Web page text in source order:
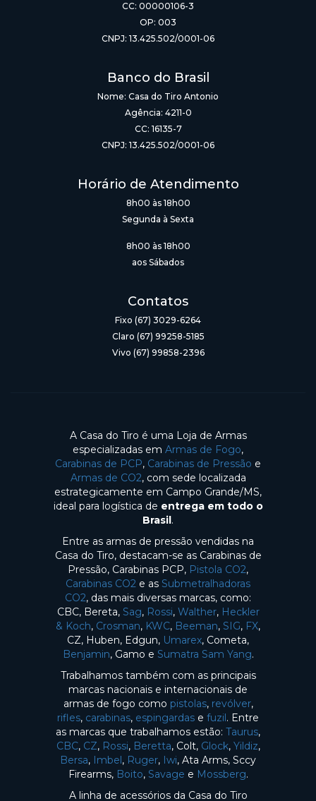
CC: 00000106-3
OP: 003
CNPJ: 13.425.502/0001-06
Banco do Brasil
Nome: Casa do Tiro Antonio
Agência: 4211-0
CC: 16135-7
CNPJ: 13.425.502/0001-06
Horário de Atendimento
8h00 às 18h00
Segunda à Sexta
8h00 às 18h00
aos Sábados
Contatos
Fixo (67) 3029-6264
Claro (67) 99258-5185
Vivo (67) 99858-2396
A Casa do Tiro é uma Loja de Armas
especializadas em Armas de Fogo,
Carabinas de PCP, Carabinas de Pressão e
Armas de CO2, com sede localizada
estrategicamente em Campo Grande/MS,
ideal para logística de entrega em todo o
Brasil.
Entre as armas de pressão vendidas na
Casa do Tiro, destacam-se as Carabinas de
Pressão, Carabinas PCP, Pistola CO2,
Carabinas CO2 e as Submetralhadoras
CO2, das mais diversas marcas, como:
CBC, Bereta, Sag, Rossi, Walther, Heckler
& Koch, Crosman, KWC, Beeman, SIG, FX,
CZ, Huben, Edgun, Umarex, Cometa,
Benjamin, Gamo e Sumatra Sam Yang.
Trabalhamos também com as principais
marcas nacionais e internacionais de
armas de fogo como pistolas, revólver,
rifles, carabinas, espingardas e fuzil. Entre
as marcas que trabalhamos estão: Taurus,
CBC, CZ, Rossi, Beretta, Colt, Glock, Yildiz,
Bersa, Imbel, Ruger, Iwi, Ata Arms, Sccy
Firearms, Boito, Savage e Mossberg.
A linha de acessórios da Casa do Tiro